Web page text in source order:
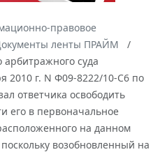
правовое
ленты ПРАЙМ
суда
2010 г. N Ф09-8222/10-С6 по
ответчика освободить
его в первоначальное
на данном
возобновленный на